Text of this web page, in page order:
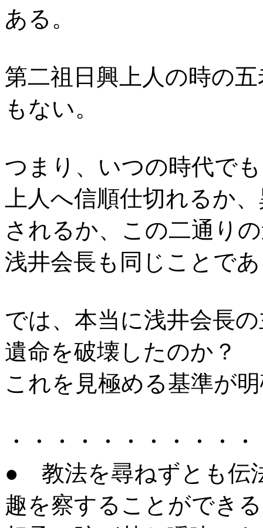
ある。
第二祖日興上人の時の
もない。
つまり、いつの時代で
上人へ信順仕切れるか
されるか、この二通り
浅井会長も同じことで
では、本当に浅井会長
遺命を破壊したのか？
これを見極める基準が
・・・・・・・・・・
● 教法を尋ねずとも伝
趣を察することができ